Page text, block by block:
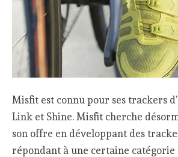
Misfit est connu pour ses trackers
Link et Shine. Misfit cherche
son offre en développant des
répondant à une certaine catégorie